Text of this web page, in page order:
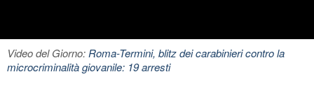
Video del Giorno:Roma-Termini, blitz dei carabinieri contro la
microcriminalità giovanile: 19 arresti